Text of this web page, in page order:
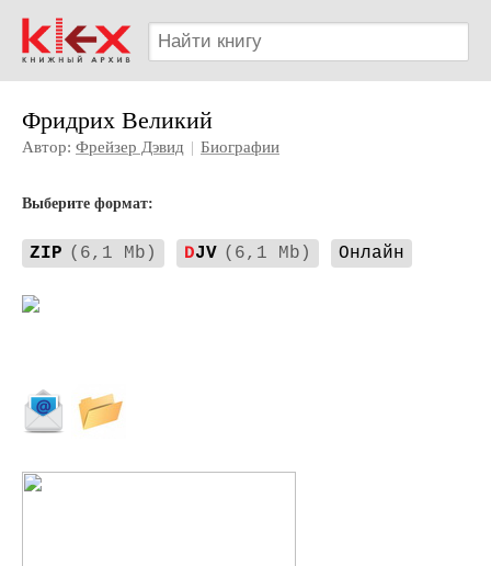
Фридрих Великий
Автор: Фрейзер Дэвид | Биографии
Выберите формат:
ZIP (6,1 Mb) DJV (6,1 Mb) Онлайн